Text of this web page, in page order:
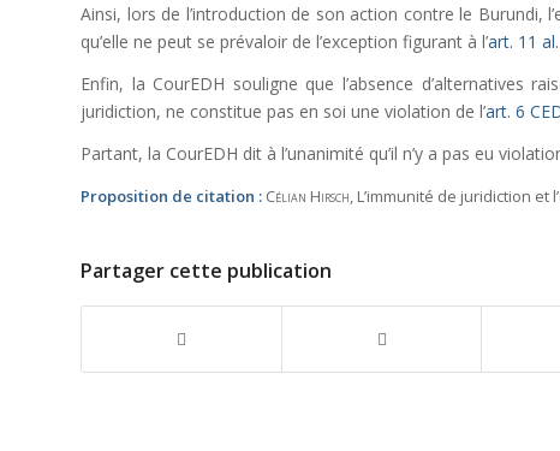
Ainsi, lors de l’introduction de son action contre le Burundi,
qu’elle ne peut se prévaloir de l’exception figurant à l’art. 11
Enfin, la CourEDH souligne que l’absence d’alternatives
juridiction, ne constitue pas en soi une violation de l’art. 6
Partant, la CourEDH dit à l’unanimité qu’il n’y a pas eu
Proposition de citation : Célian Hirsch, L’immunité de juridiction
Partager cette publication